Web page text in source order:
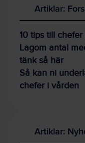
Artiklar:
10 tips till
Lagom antal
tänk så här
Så kan ni
chefer i vården
Artiklar: